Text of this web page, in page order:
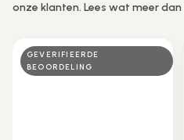
onze klanten. Lees wat meer dan
GEVERIFIEERDE
BEOORDELING